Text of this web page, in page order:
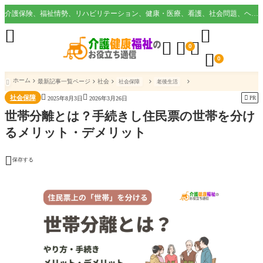
介護保険、福祉情勢、リハビリテーション、健康・医療、看護、社会問題、ヘルスケア業界など様々な切り口から役立つ情報を配信。
  0

 0

 ホーム 最新記事一覧ページ 社会 社会保障 老後生活
社会保障  2025年8月3日  2026年3月26日  PR
世帯分離とは？手続きし住民票の世帯を分け
るメリット・デメリット
 保存する